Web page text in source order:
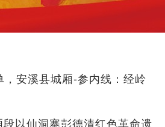
安溪县城厢-参内线：经岭
以仙洞寨彭德清红色革命遗